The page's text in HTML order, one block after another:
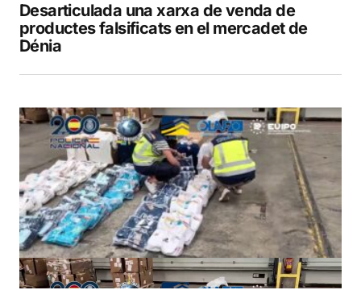
Desarticulada una xarxa de venda de
productes falsificats en el mercadet de
Dénia